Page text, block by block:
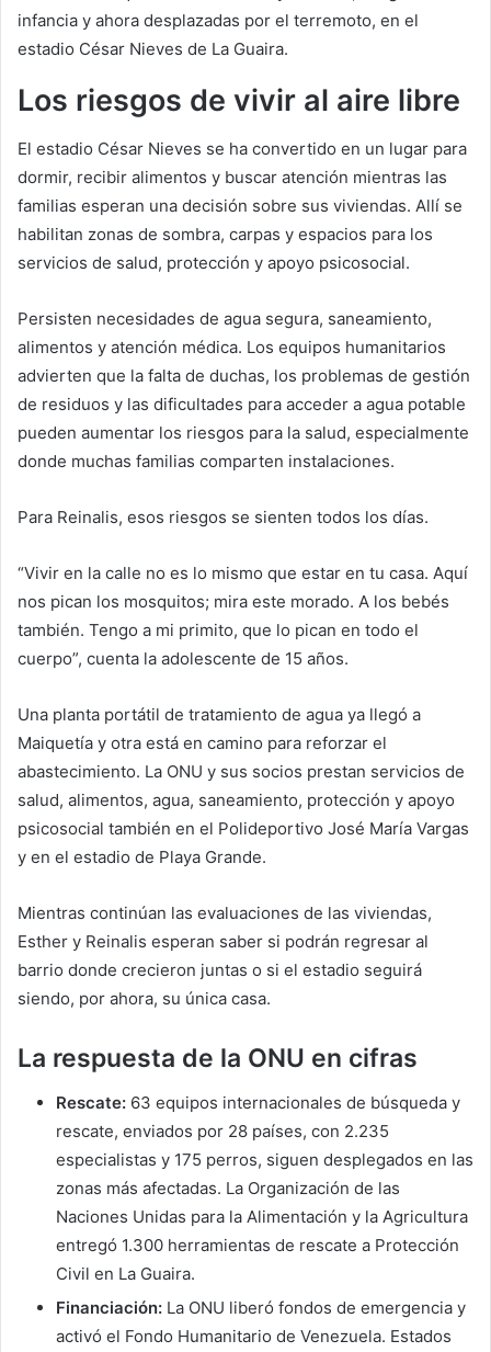
infancia y ahora desplazadas por el terremoto, en el
estadio César Nieves de La Guaira.
Los riesgos de vivir al aire libre
El estadio César Nieves se ha convertido en un lugar para
dormir, recibir alimentos y buscar atención mientras las
familias esperan una decisión sobre sus viviendas. Allí se
habilitan zonas de sombra, carpas y espacios para los
servicios de salud, protección y apoyo psicosocial.
Persisten necesidades de agua segura, saneamiento,
alimentos y atención médica. Los equipos humanitarios
advierten que la falta de duchas, los problemas de gestión
de residuos y las dificultades para acceder a agua potable
pueden aumentar los riesgos para la salud, especialmente
donde muchas familias comparten instalaciones.
Para Reinalis, esos riesgos se sienten todos los días.
“Vivir en la calle no es lo mismo que estar en tu casa. Aquí
nos pican los mosquitos; mira este morado. A los bebés
también. Tengo a mi primito, que lo pican en todo el
cuerpo”, cuenta la adolescente de 15 años.
Una planta portátil de tratamiento de agua ya llegó a
Maiquetía y otra está en camino para reforzar el
abastecimiento. La ONU y sus socios prestan servicios de
salud, alimentos, agua, saneamiento, protección y apoyo
psicosocial también en el Polideportivo José María Vargas
y en el estadio de Playa Grande.
Mientras continúan las evaluaciones de las viviendas,
Esther y Reinalis esperan saber si podrán regresar al
barrio donde crecieron juntas o si el estadio seguirá
siendo, por ahora, su única casa.
La respuesta de la ONU en cifras
Rescate: 63 equipos internacionales de búsqueda y
rescate, enviados por 28 países, con 2.235
especialistas y 175 perros, siguen desplegados en las
zonas más afectadas. La Organización de las
Naciones Unidas para la Alimentación y la Agricultura
entregó 1.300 herramientas de rescate a Protección
Civil en La Guaira.
Financiación: La ONU liberó fondos de emergencia y
activó el Fondo Humanitario de Venezuela. Estados